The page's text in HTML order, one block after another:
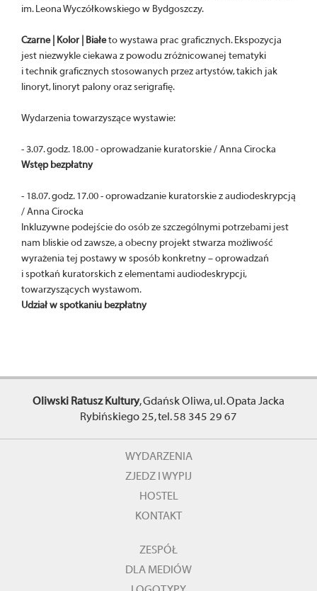
im. Leona Wyczółkowskiego w Bydgoszczy.
Czarne | Kolor | Białeto wystawa prac graficznych. Ekspozycja
jest niezwykle ciekawa z powodu zróżnicowanej tematyki
i technik graficznych stosowanych przez artystów, takich jak
linoryt, linoryt palony oraz serigrafię.
Wydarzenia towarzyszące wystawie:
- 3.07. godz. 18.00 - oprowadzanie kuratorskie / Anna Cirocka
Wstęp bezpłatny
- 18.07. godz. 17.00 - oprowadzanie kuratorskie z audiodeskrypcją
/ Anna Cirocka
Inkluzywne podejście do osób ze szczególnymi potrzebami jest
nam bliskie od zawsze, a obecny projekt stwarza możliwość
wyrażenia tej postawy w sposób konkretny – oprowadzań
i spotkań kuratorskich z elementami audiodeskrypcji,
towarzyszących wystawom.
Udział w spotkaniu bezpłatny
Oliwski Ratusz Kultury, Gdańsk Oliwa, ul. Opata Jacka
Rybińskiego 25, tel. 58 345 29 67
WYDARZENIA
ZJEDZ I WYPIJ
HOSTEL
KONTAKT
ZESPÓŁ
DLA MEDIÓW